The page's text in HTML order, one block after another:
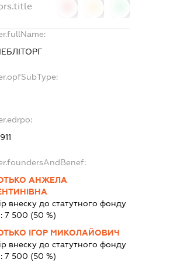
АНЖЕЛА
внеску до статутного фонду
7 500 (50 %)
ІГОР МИКОЛАЙОВИЧ
внеску до статутного фонду
7 500 (50 %)